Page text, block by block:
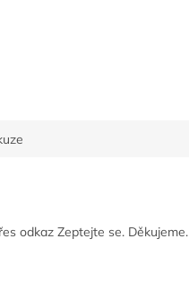
odkaz Zeptejte se. Děkujeme.